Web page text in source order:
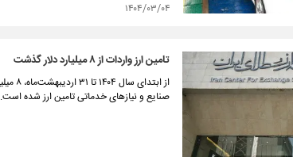
۱۴۰۴/۰۳/۰۴
تامین ارز واردات از ۸ میلیارد دلار گذشت
صنایع و نیازهای خدماتی تامین ارز شده است.